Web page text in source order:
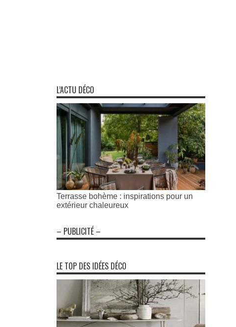
L’ACTU DÉCO
Terrasse bohème : inspirations pour un
extérieur chaleureux
– PUBLICITÉ –
LE TOP DES IDÉES DÉCO